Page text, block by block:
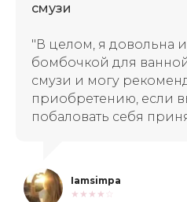
смузи
"В целом, я довольна
бомбочкой для
смузи и могу
приобретению, если
побаловать себя
Iamsimpa
★★★★☆